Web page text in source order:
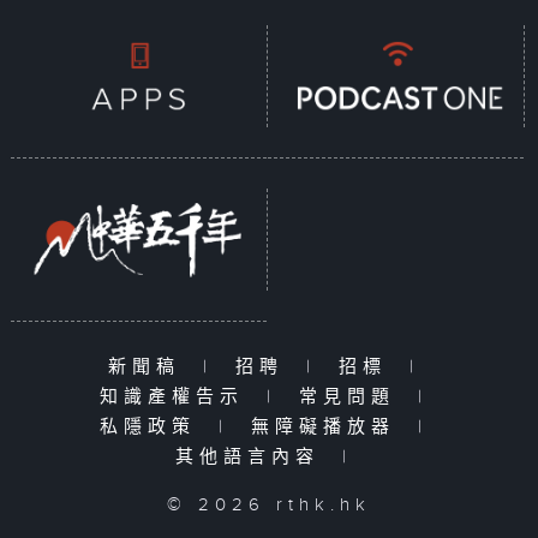
新聞稿 | 招聘 | 招標
|
知識產權告示
| 常見問題
|
私隱政策
| 無障礙播放器
|
其他語言內容
|
© 2026 rthk.hk